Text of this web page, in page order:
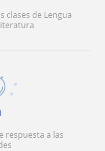
clases de Lengua
respuesta a las